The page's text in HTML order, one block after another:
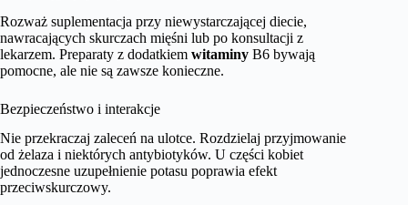
Rozważ suplementacja przy niewystarczającej diecie,
nawracających skurczach mięśni lub po konsultacji z
lekarzem. Preparaty z dodatkiem witaminy B6 bywają
pomocne, ale nie są zawsze konieczne.
Bezpieczeństwo i interakcje
Nie przekraczaj zaleceń na ulotce. Rozdzielaj przyjmowanie
od żelaza i niektórych antybiotyków. U części kobiet
jednoczesne uzupełnienie potasu poprawia efekt
przeciwskurczowy.